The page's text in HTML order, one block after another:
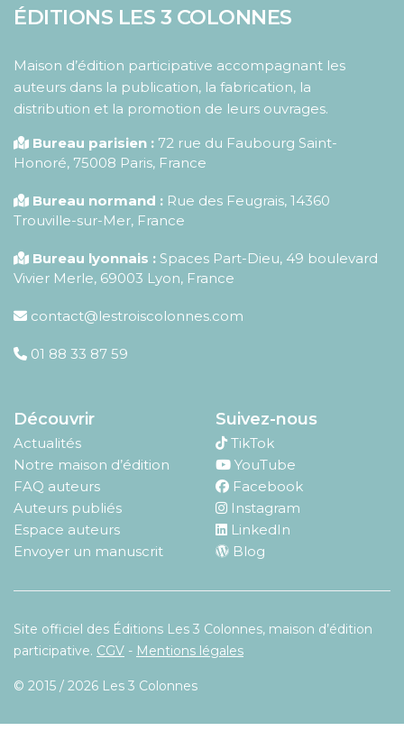
ÉDITIONS LES 3 COLONNES
Maison d’édition participative accompagnant les
auteurs dans la publication, la fabrication, la
distribution et la promotion de leurs ouvrages.
Bureau parisien : 72 rue du Faubourg Saint-
Honoré, 75008 Paris, France
Bureau normand : Rue des Feugrais, 14360
Trouville-sur-Mer, France
Bureau lyonnais : Spaces Part-Dieu, 49 boulevard
Vivier Merle, 69003 Lyon, France
contact@lestroiscolonnes.com
01 88 33 87 59
Découvrir
Actualités
Notre maison d’édition
FAQ auteurs
Auteurs publiés
Espace auteurs
Envoyer un manuscrit
Suivez-nous
TikTok
YouTube
Facebook
Instagram
LinkedIn
Blog
Site officiel des Éditions Les 3 Colonnes, maison d’édition
participative. CGV - Mentions légales
© 2015 / 2026 Les 3 Colonnes